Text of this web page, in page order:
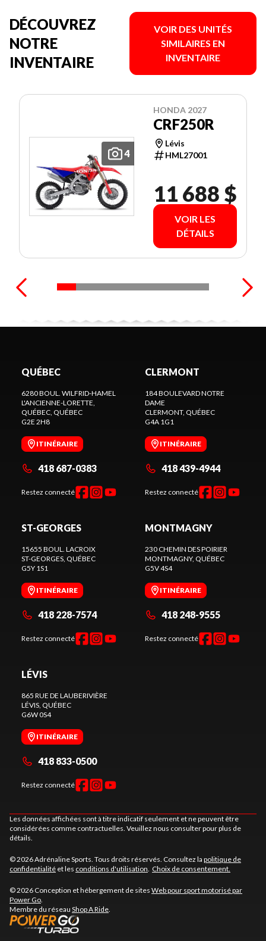
DÉCOUVREZ
NOTRE
INVENTAIRE
VOIR DES UNITÉS
SIMILAIRES EN
INVENTAIRE
4
HONDA 2027
CRF250R
Lévis
HML27001
11 688 $
VOIR LES
DÉTAILS
QUÉBEC
6280 BOUL. WILFRID-HAMEL
L'ANCIENNE-LORETTE,
QUÉBEC, QUÉBEC
G2E 2H8
ITINÉRAIRE
418 687-0383
Restez connecté
CLERMONT
184 BOULEVARD NOTRE
DAME
CLERMONT, QUÉBEC
G4A 1G1
ITINÉRAIRE
418 439-4944
Restez connecté
ST-GEORGES
15655 BOUL. LACROIX
ST-GEORGES, QUÉBEC
G5Y 1S1
ITINÉRAIRE
418 228-7574
Restez connecté
MONTMAGNY
230 CHEMIN DES POIRIER
MONTMAGNY, QUÉBEC
G5V 4S4
ITINÉRAIRE
418 248-9555
Restez connecté
LÉVIS
865 RUE DE LAUBERIVIÈRE
LÉVIS, QUÉBEC
G6W 0S4
ITINÉRAIRE
418 833-0500
Restez connecté
Les données affichées sont à titre indicatif seulement et ne peuvent être
considérées comme contractuelles. Veuillez nous consulter pour plus de
détails.
© 2026 Adrénaline Sports. Tous droits réservés. Consultez la politique de
confidentialité et les conditions d'utilisation. Choix de consentement.
© 2026 Conception et hébergement de sites Web pour sport motorisé par
Power Go.
Membre du réseau Shop A Ride.